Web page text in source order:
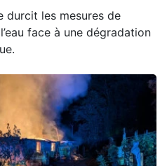
durcit les mesures de
face à une dégradation